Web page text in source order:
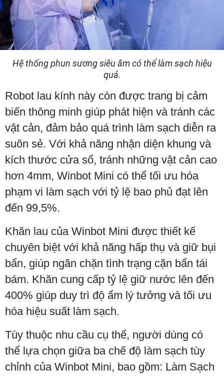
Hệ thống phun sương siêu âm có thể làm sạch hiệu
quả.
Robot lau kính này còn được trang bị cảm
biến thông minh giúp phát hiện và tránh các
vật cản, đảm bảo quá trình làm sạch diễn ra
suôn sẻ. Với khả năng nhận diện khung và
kích thước cửa sổ, tránh những vật cản cao
hơn 4mm, Winbot Mini có thể tối ưu hóa
phạm vi làm sạch với tỷ lệ bao phủ đạt lên
đến 99,5%.
Khăn lau của Winbot Mini được thiết kế
chuyên biệt với khả năng hấp thụ và giữ bụi
bẩn, giúp ngăn chặn tình trạng cặn bẩn tái
bám. Khăn cung cấp tỷ lệ giữ nước lên đến
400% giúp duy trì độ ẩm lý tưởng và tối ưu
hóa hiệu suất làm sạch.
Tùy thuộc nhu cầu cụ thể, người dùng có
thể lựa chọn giữa ba chế độ làm sạch tùy
chỉnh của Winbot Mini, bao gồm: Làm Sạch